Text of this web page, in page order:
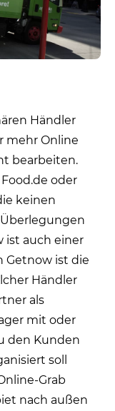
Händler
mehr Online
bearbeiten.
oder
keinen
ist auch einer
Getnow ist die
Händler
als
mit oder
den Kunden
soll
Grab
nach außen